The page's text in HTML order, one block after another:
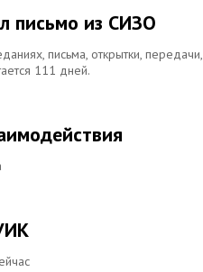
письмо из СИЗО
письма, открытки, передачи,
111 дней.